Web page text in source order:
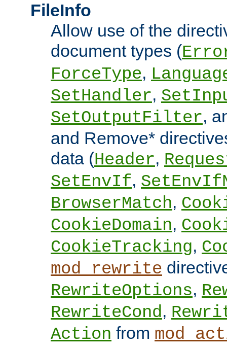
FileInfo
Allow use of the
document types (
ForceType,
SetHandler,
SetOutputFilter,
and Remove*
data (Header,
SetEnvIf,
BrowserMatch,
CookieDomain,
CookieTracking,
mod_rewrite
RewriteOptions,
RewriteCond,
Action from